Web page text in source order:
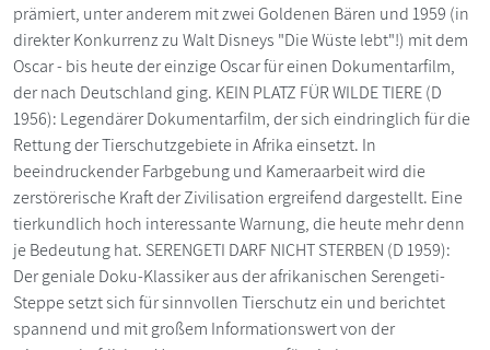
prämiert, unter anderem mit zwei Goldenen Bären und 1959 (in
direkter Konkurrenz zu Walt Disneys "Die Wüste lebt"!) mit dem
Oscar - bis heute der einzige Oscar für einen Dokumentarfilm,
der nach Deutschland ging. KEIN PLATZ FÜR WILDE TIERE (D
1956): Legendärer Dokumentarfilm, der sich eindringlich für die
Rettung der Tierschutzgebiete in Afrika einsetzt. In
beeindruckender Farbgebung und Kameraarbeit wird die
zerstörerische Kraft der Zivilisation ergreifend dargestellt. Eine
tierkundlich hoch interessante Warnung, die heute mehr denn
je Bedeutung hat. SERENGETI DARF NICHT STERBEN (D 1959):
Der geniale Doku-Klassiker aus der afrikanischen Serengeti-
Steppe setzt sich für sinnvollen Tierschutz ein und berichtet
spannend und mit großem Informationswert von der